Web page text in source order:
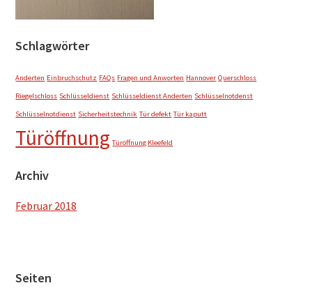
Schlagwörter
Anderten Einbruchschutz FAQs Fragen und Anworten Hannover Querschloss
Riegelschloss Schlüsseldienst Schlüsseldienst Anderten Schlüsselnotdenst
Schlüsselnotdienst Sicherheitstechnik Tür defekt Tür kaputt
Türöffnung Türöffnung Kleefeld
Archiv
Februar 2018
Footer
Seiten